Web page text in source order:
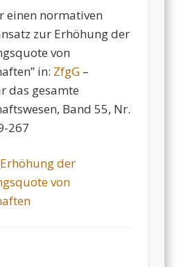
einen normativen
zur Erhöhung der
von
in: ZfgG –
das gesamte
Band 55, Nr.
267
der
von